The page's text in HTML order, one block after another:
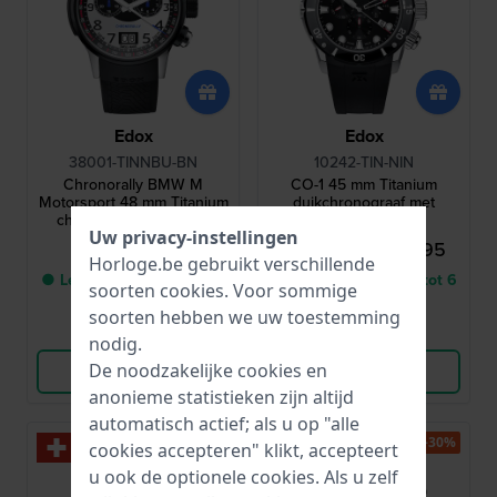
Edox
38001-TINNBU-BN
Chronorally BMW M
Motorsport 48 mm Titanium
chronograaf met grote
datum en extra witte band
€ 1.590,-
● Levering binnen 3 tot 6
werkdagen
Vergelijk
Bekijk Product
Edox
10242-TIN-NIN
CO-1 45 mm Titanium
duikchronograaf met
€ 1.290,- € 899,95
● Levering binnen 3 tot 6
werkdagen
Vergelijk
Bekijk Product
-30% -30%
Uw privacy-instellingen
Horloge.be gebruikt verschillende
soorten cookies. Voor sommige
soorten hebben we uw toestemming
nodig.
De noodzakelijke cookies en
anonieme statistieken zijn altijd
automatisch actief; als u op "alle
cookies accepteren" klikt, accepteert
u ook de optionele cookies. Als u zelf